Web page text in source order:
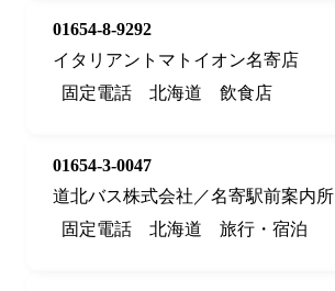
01654-8-9292
イタリアントマトイオン名寄店
固定電話
北海道 飲食店
01654-3-0047
道北バス株式会社／名寄駅前案内所
固定電話
北海道 旅行・宿泊